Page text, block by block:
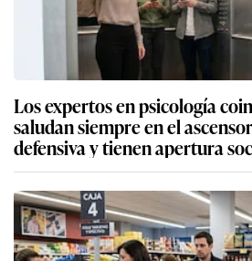
Los expertos en psicología
saludan siempre en el
defensiva y tienen apertura